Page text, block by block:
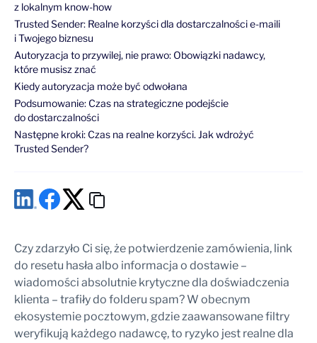
z lokalnym know-how
Trusted Sender: Realne korzyści dla dostarczalności e-maili
i Twojego biznesu
Autoryzacja to przywilej, nie prawo: Obowiązki nadawcy,
które musisz znać
Kiedy autoryzacja może być odwołana
Podsumowanie: Czas na strategiczne podejście
do dostarczalności
Następne kroki: Czas na realne korzyści. Jak wdrożyć
Trusted Sender?
Czy zdarzyło Ci się, że potwierdzenie zamówienia, link
do resetu hasła albo informacja o dostawie –
wiadomości absolutnie krytyczne dla doświadczenia
klienta – trafiły do folderu spam? W obecnym
ekosystemie pocztowym, gdzie zaawansowane filtry
weryfikują każdego nadawcę, to ryzyko jest realne dla